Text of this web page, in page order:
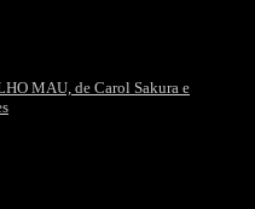
MAU, de Carol Sakura e